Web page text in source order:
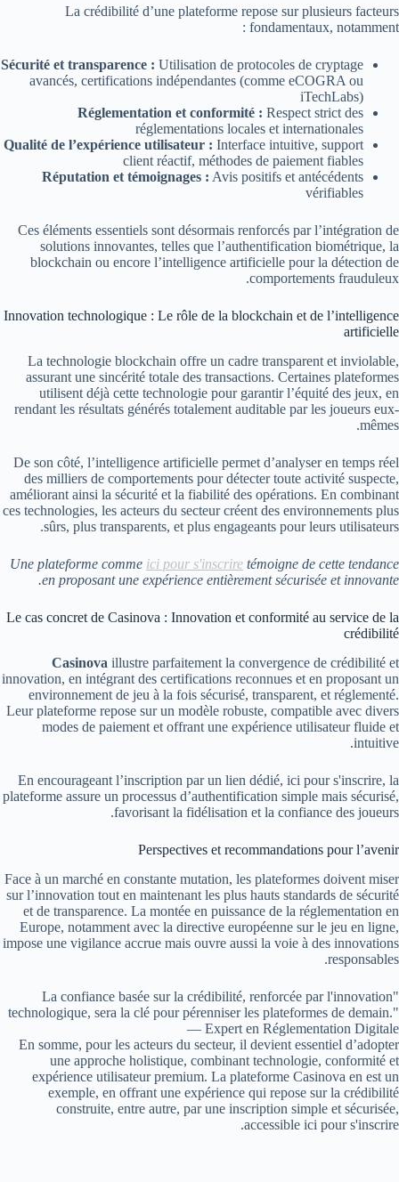
La crédibilité d’une plateforme repose sur plusieurs facteurs
fondamentaux, notamment :
Sécurité et transparence : Utilisation de protocoles de cryptage
avancés, certifications indépendantes (comme eCOGRA ou
iTechLabs)
Réglementation et conformité : Respect strict des
réglementations locales et internationales
Qualité de l’expérience utilisateur : Interface intuitive, support
client réactif, méthodes de paiement fiables
Réputation et témoignages : Avis positifs et antécédents
vérifiables
Ces éléments essentiels sont désormais renforcés par l’intégration de
solutions innovantes, telles que l’authentification biométrique, la
blockchain ou encore l’intelligence artificielle pour la détection de
comportements frauduleux.
Innovation technologique : Le rôle de la blockchain et de l’intelligence
artificielle
La technologie blockchain offre un cadre transparent et inviolable,
assurant une sincérité totale des transactions. Certaines plateformes
utilisent déjà cette technologie pour garantir l’équité des jeux, en
rendant les résultats générés totalement auditable par les joueurs eux-
mêmes.
De son côté, l’intelligence artificielle permet d’analyser en temps réel
des milliers de comportements pour détecter toute activité suspecte,
améliorant ainsi la sécurité et la fiabilité des opérations. En combinant
ces technologies, les acteurs du secteur créent des environnements plus
sûrs, plus transparents, et plus engageants pour leurs utilisateurs.
Une plateforme comme ici pour s'inscrire témoigne de cette tendance
en proposant une expérience entièrement sécurisée et innovante.
Le cas concret de Casinova : Innovation et conformité au service de la
crédibilité
Casinova illustre parfaitement la convergence de crédibilité et
innovation, en intégrant des certifications reconnues et en proposant un
environnement de jeu à la fois sécurisé, transparent, et réglementé.
Leur plateforme repose sur un modèle robuste, compatible avec divers
modes de paiement et offrant une expérience utilisateur fluide et
intuitive.
En encourageant l’inscription par un lien dédié, ici pour s'inscrire, la
plateforme assure un processus d’authentification simple mais sécurisé,
favorisant la fidélisation et la confiance des joueurs.
Perspectives et recommandations pour l’avenir
Face à un marché en constante mutation, les plateformes doivent miser
sur l’innovation tout en maintenant les plus hauts standards de sécurité
et de transparence. La montée en puissance de la réglementation en
Europe, notamment avec la directive européenne sur le jeu en ligne,
impose une vigilance accrue mais ouvre aussi la voie à des innovations
responsables.
"La confiance basée sur la crédibilité, renforcée par l'innovation
technologique, sera la clé pour pérenniser les plateformes de demain."
— Expert en Réglementation Digitale
En somme, pour les acteurs du secteur, il devient essentiel d’adopter
une approche holistique, combinant technologie, conformité et
expérience utilisateur premium. La plateforme Casinova en est un
exemple, en offrant une expérience qui repose sur la crédibilité
construite, entre autre, par une inscription simple et sécurisée,
accessible ici pour s'inscrire.